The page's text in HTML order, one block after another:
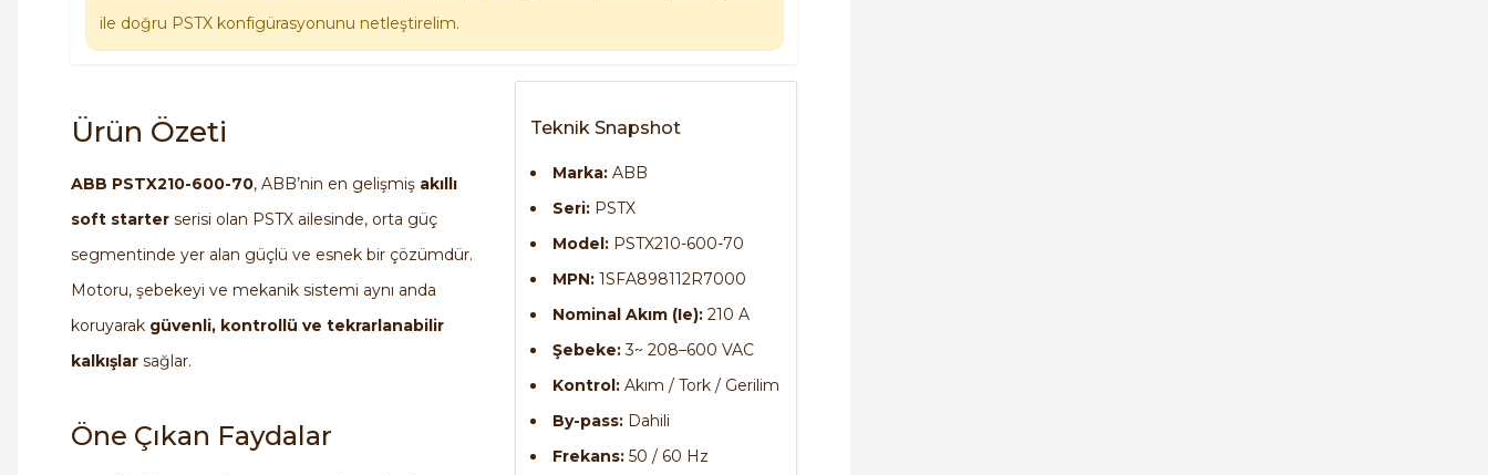
ile doğru PSTX konfigürasyonunu netleştirelim.
Ürün Özeti
ABB PSTX210-600-70, ABB’nin en gelişmiş akıllı
soft starter serisi olan PSTX ailesinde, orta güç
segmentinde yer alan güçlü ve esnek bir çözümdür.
Motoru, şebekeyi ve mekanik sistemi aynı anda
koruyarak güvenli, kontrollü ve tekrarlanabilir
kalkışlar sağlar.
Öne Çıkan Faydalar
Teknik Snapshot
Marka:ABB
Seri:PSTX
Model:PSTX210-600-70
MPN:1SFA898112R7000
Nominal Akım (Ie):210 A
Şebeke:3~ 208–600 VAC
Kontrol:Akım / Tork / Gerilim
By-pass:Dahili
Frekans:50 / 60 Hz